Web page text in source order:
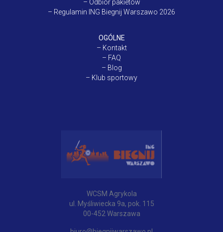
– Odbiór pakietów
– Regulamin ING Biegnij Warszawo 2026
OGÓLNE
– Kontakt
– FAQ
– Blog
– Klub sportowy
WCSM Agrykola
ul. Myśliwiecka 9a, pok. 115
00-452 Warszawa